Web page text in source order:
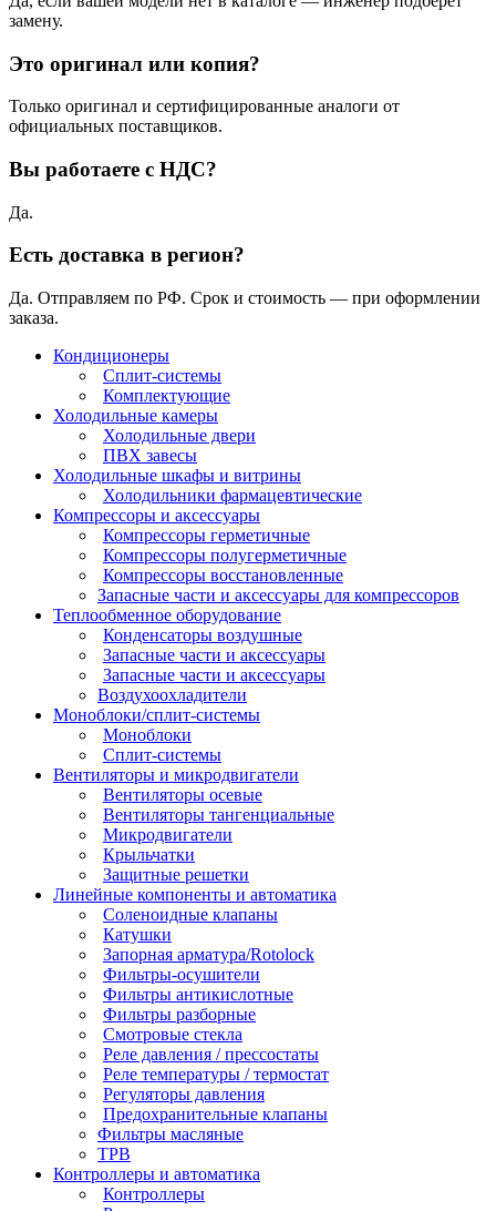
замену.
Это оригинал или копия?
Только оригинал и сертифицированные аналоги от
официальных поставщиков.
Вы работаете с НДС?
Да.
Есть доставка в регион?
Да. Отправляем по РФ. Срок и стоимость — при оформлении
заказа.
Кондиционеры
Сплит-системы
Комплектующие
Холодильные камеры
Холодильные двери
ПВХ завесы
Холодильные шкафы и витрины
Холодильники фармацевтические
Компрессоры и аксессуары
Компрессоры герметичные
Компрессоры полугерметичные
Компрессоры восстановленные
Запасные части и аксессуары для компрессоров
Теплообменное оборудование
Конденсаторы воздушные
Запасные части и аксессуары
Запасные части и аксессуары
Воздухоохладители
Моноблоки/сплит-системы
Моноблоки
Сплит-системы
Вентиляторы и микродвигатели
Вентиляторы осевые
Вентиляторы тангенциальные
Микродвигатели
Крыльчатки
Защитные решетки
Линейные компоненты и автоматика
Соленоидные клапаны
Катушки
Запорная арматура/Rotolock
Фильтры-осушители
Фильтры антикислотные
Фильтры разборные
Смотровые стекла
Реле давления / прессостаты
Реле температуры / термостат
Регуляторы давления
Предохранительные клапаны
Фильтры масляные
ТРВ
Контроллеры и автоматика
Контроллеры